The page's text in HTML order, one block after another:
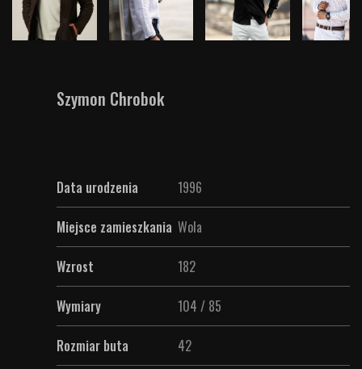
Szymon Chrobok
Data urodzenia 1996
Miejsce zamieszkania Wola
Wzrost 182
Wymiary 104 / 85
Rozmiar buta 42